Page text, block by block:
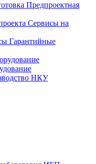
Предпроектная
Сервисы на
Гарантийные
НКУ